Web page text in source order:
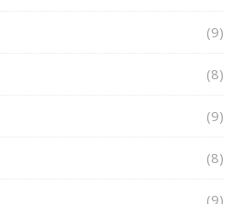
(9)
(8)
(9)
(8)
(9)